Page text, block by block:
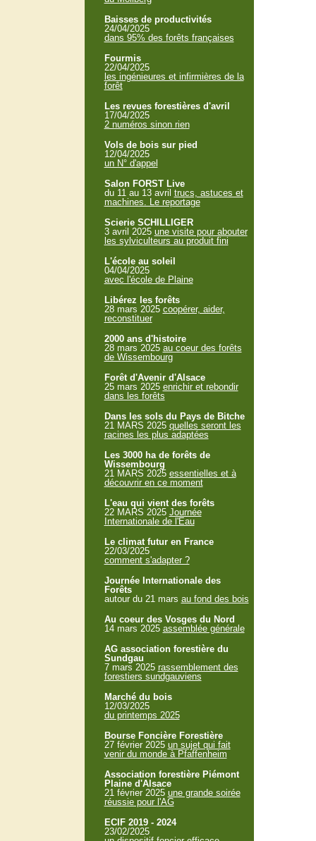
Baisses de productivités
24/04/2025
dans 95% des forêts françaises
Fourmis
22/04/2025
les ingénieures et infirmières de la
forêt
Les revues forestières d'avril
17/04/2025
2 numéros sinon rien
Vols de bois sur pied
12/04/2025
un N° d'appel
Salon FORST Live
du 11 au 13 avril trucs, astuces et
machines. Le reportage
Scierie SCHILLIGER
3 avril 2025 une visite pour abouter
les sylviculteurs au produit fini
L'école au soleil
04/04/2025
avec l'école de Plaine
Libérez les forêts
28 mars 2025 coopérer, aider,
reconstituer
2000 ans d'histoire
28 mars 2025 au coeur des forêts
de Wissembourg
Forêt d'Avenir d'Alsace
25 mars 2025 enrichir et rebondir
dans les forêts
Dans les sols du Pays de Bitche
21 MARS 2025 quelles seront les
racines les plus adaptées
Les 3000 ha de forêts de
Wissembourg
21 MARS 2025 essentielles et à
découvrir en ce moment
L'eau qui vient des forêts
22 MARS 2025 Journée
Internationale de l'Eau
Le climat futur en France
22/03/2025
comment s'adapter ?
Journée Internationale des
Forêts
autour du 21 mars au fond des bois
Au coeur des Vosges du Nord
14 mars 2025 assemblée générale
AG association forestière du
Sundgau
7 mars 2025 rassemblement des
forestiers sundgauviens
Marché du bois
12/03/2025
du printemps 2025
Bourse Foncière Forestière
27 février 2025 un sujet qui fait
venir du monde à Pfaffenheim
Association forestière Piémont
Plaine d'Alsace
21 février 2025 une grande soirée
réussie pour l'AG
ECIF 2019 - 2024
23/02/2025